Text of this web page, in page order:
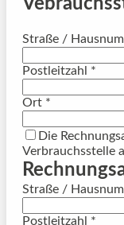
Straße /
Postleitzahl *
Ort *
Die
Verbrauchsstelle
Straße /
Postleitzahl *